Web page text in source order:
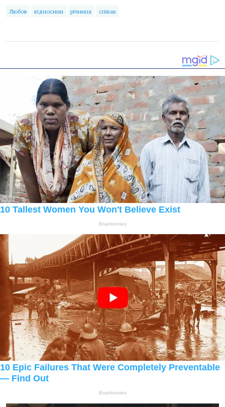
Любов відносини річниця співак